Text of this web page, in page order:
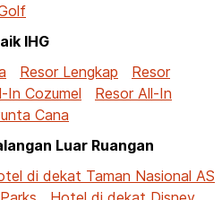
IHG
Resor Lengkap
Resor
In Cozumel
Resor All-In
Cana
Luar Ruangan
di dekat Taman Nasional AS